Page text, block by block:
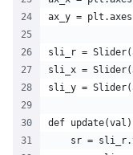
ax_y =
sli_r =
sli_x =
sli_y =
def
sr =